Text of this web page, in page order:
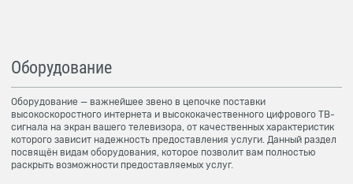
Оборудование
Оборудование — важнейшее звено в цепочке поставки
высокоскоростного интернета и высококачественного цифрового ТВ-
сигнала на экран вашего телевизора, от качественных характеристик
которого зависит надежность предоставления услуги. Данный раздел
посвящён видам оборудования, которое позволит вам полностью
раскрыть возможности предоставляемых услуг.